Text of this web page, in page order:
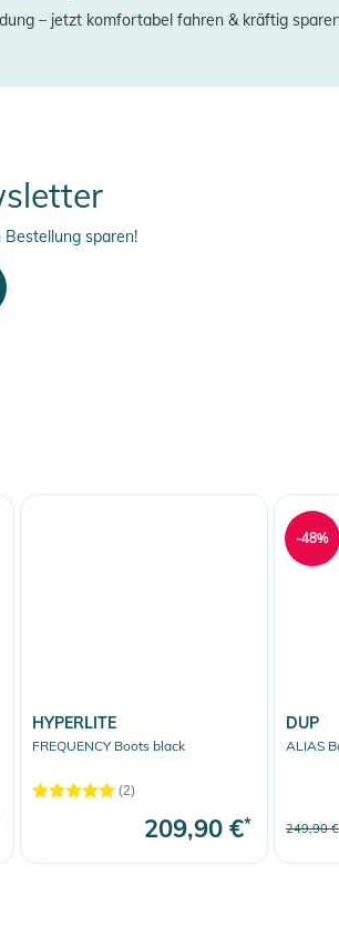
– jetzt komfortabel fahren & kräftig
sparen!
HYPERLITE
FREQUENCY Boots black
(2)
209,90 €*
DUP
ALIAS
249,90 €
-48%